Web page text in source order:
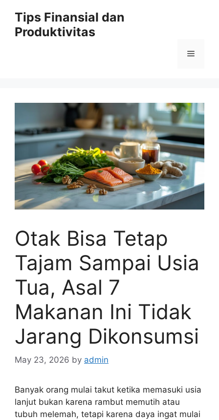
content
Tips Finansial dan
Produktivitas
Menu
Otak Bisa Tetap
Tajam Sampai Usia
Tua, Asal 7
Makanan Ini Tidak
Jarang Dikonsumsi
May 23, 2026 by admin
Banyak orang mulai takut ketika memasuki usia
lanjut bukan karena rambut memutih atau
tubuh melemah, tetapi karena daya ingat mulai